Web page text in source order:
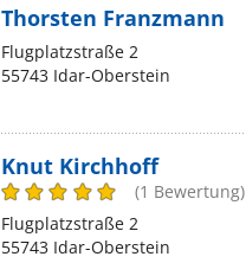
Thorsten Franzmann
Flugplatzstraße 2
55743 Idar-Oberstein
Knut Kirchhoff
(1 Bewertung)
Flugplatzstraße 2
55743 Idar-Oberstein